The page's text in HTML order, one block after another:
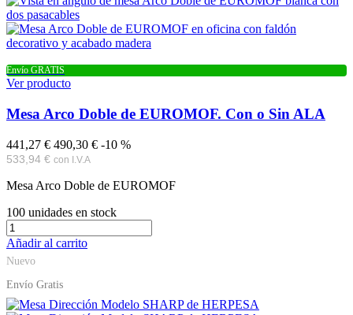
Envío GRATIS
Ver producto
Mesa Arco Doble de EUROMOF. Con o Sin ALA
441,27 € 490,30 € -10 %
533,94 € con I.V.A
Mesa Arco Doble de EUROMOF
100 unidades en stock
Añadir al carrito
Nuevo
Envío Gratis